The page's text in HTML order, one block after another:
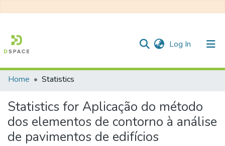
Log In (current)
All of DSpace
Home Statistics
Statistics for Aplicação do método
dos elementos de contorno à análise
de pavimentos de edifícios